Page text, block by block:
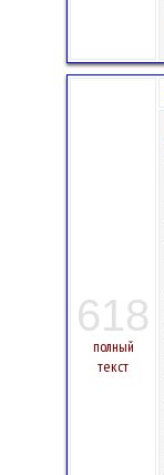
618
полный
текст